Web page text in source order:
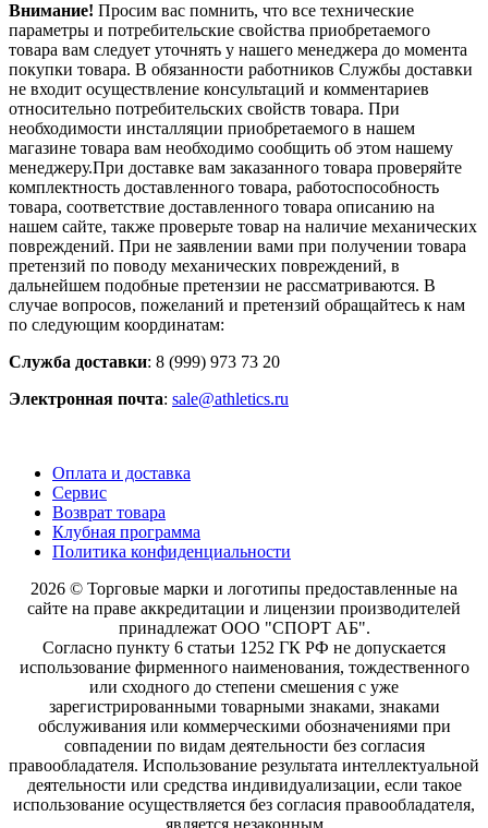
Внимание! Просим вас помнить, что все технические
параметры и потребительские свойства приобретаемого
товара вам следует уточнять у нашего менеджера до момента
покупки товара. В обязанности работников Службы доставки
не входит осуществление консультаций и комментариев
относительно потребительских свойств товара. При
необходимости инсталляции приобретаемого в нашем
магазине товара вам необходимо сообщить об этом нашему
менеджеру.При доставке вам заказанного товара проверяйте
комплектность доставленного товара, работоспособность
товара, соответствие доставленного товара описанию на
нашем сайте, также проверьте товар на наличие механических
повреждений. При не заявлении вами при получении товара
претензий по поводу механических повреждений, в
дальнейшем подобные претензии не рассматриваются. В
случае вопросов, пожеланий и претензий обращайтесь к нам
по следующим координатам:
Служба доставки: 8 (999) 973 73 20
Электронная почта: sale@athletics.ru
Оплата и доставка
Сервис
Возврат товара
Клубная программа
Политика конфиденциальности
2026 © Торговые марки и логотипы предоставленные на
сайте на праве аккредитации и лицензии производителей
принадлежат ООО "СПОРТ АБ".
Согласно пункту 6 статьи 1252 ГК РФ не допускается
использование фирменного наименования, тождественного
или сходного до степени смешения с уже
зарегистрированными товарными знаками, знаками
обслуживания или коммерческими обозначениями при
совпадении по видам деятельности без согласия
правообладателя. Использование результата интеллектуальной
деятельности или средства индивидуализации, если такое
использование осуществляется без согласия правообладателя,